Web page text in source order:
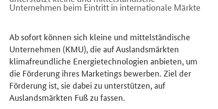
Unternehmen beim Eintritt in internationale Märkte
Ab sofort können sich kleine und mittelständische
Unternehmen (KMU), die auf Auslandsmärkten
klimafreundliche Energietechnologien anbieten, um
die Förderung ihres Marketings bewerben. Ziel der
Förderung ist, sie dabei zu unterstützen, auf
Auslandsmärkten Fuß zu fassen.